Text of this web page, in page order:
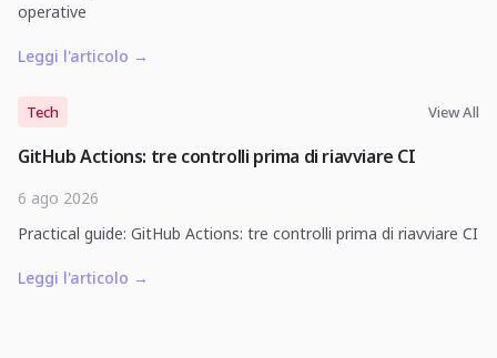
operative
Leggi l'articolo →
Tech View All
GitHub Actions: tre controlli prima di riavviare CI
6 ago 2026
Practical guide: GitHub Actions: tre controlli prima di riavviare CI
Leggi l'articolo →